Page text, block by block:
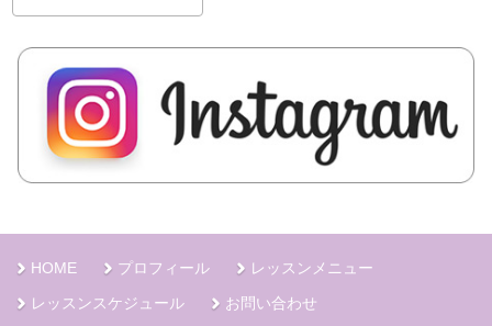
イ
HOME プロフィール レッスンメニュー
レッスンスケジュール お問い合わせ